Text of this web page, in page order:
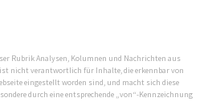
Rubrik Analysen, Kolumnen und Nachrichten aus
ist nicht verantwortlich für Inhalte, die erkennbar von
eingestellt worden sind, und macht sich diese
durch eine entsprechende „von“-Kennzeichnung